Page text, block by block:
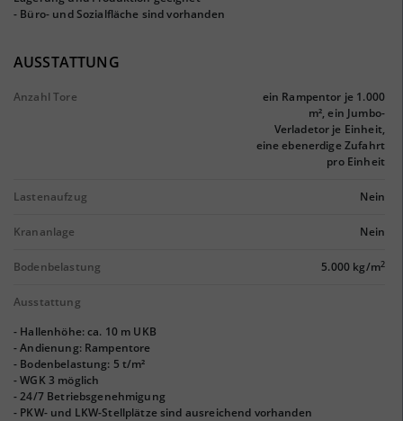
- Büro- und Sozialfläche sind vorhanden
AUSSTATTUNG
Anzahl Tore
ein Rampentor je 1.000
m², ein Jumbo-
Verladetor je Einheit,
eine ebenerdige Zufahrt
pro Einheit
Lastenaufzug Nein
Krananlage Nein
Bodenbelastung 5.000 kg/m2
Ausstattung
- Hallenhöhe: ca. 10 m UKB
- Andienung: Rampentore
- Bodenbelastung: 5 t/m²
- WGK 3 möglich
- 24/7 Betriebsgenehmigung
- PKW- und LKW-Stellplätze sind ausreichend vorhanden